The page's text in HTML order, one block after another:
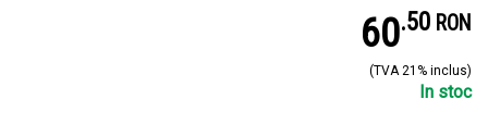
60.5 RON
(TVA 21% inclus)
In stoc